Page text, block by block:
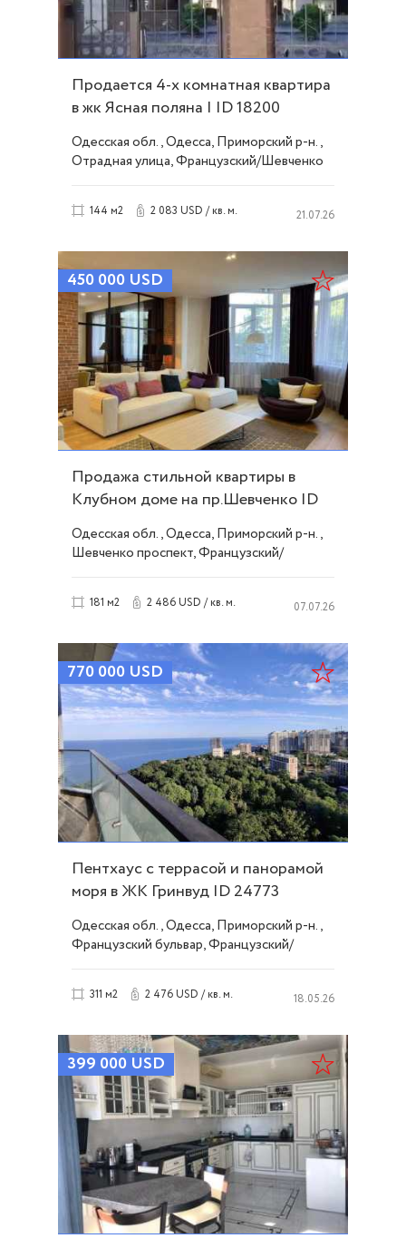
Продается 4-х комнатная квартира
в жк Ясная поляна I ID 18200
Одесская обл., Одесса, Приморский р-н.,
Отрадная улица, Французский/Шевченко
144 м2 2 083 USD / кв. м. 21.07.26
450 000 USD
Продажа стильной квартиры в
Клубном доме на пр.Шевченко ID
22621
Одесская обл., Одесса, Приморский р-н.,
Шевченко проспект, Французский/
181 м2 2 486 USD / кв. м. 07.07.26
770 000 USD
Пентхаус с террасой и панорамой
моря в ЖК Гринвуд ID 24773
Одесская обл., Одесса, Приморский р-н.,
Французский бульвар, Французский/
311 м2 2 476 USD / кв. м. 18.05.26
399 000 USD